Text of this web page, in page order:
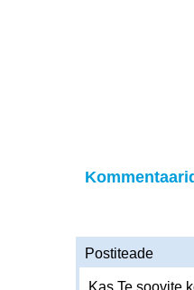
Postiteade
Kas Te soovite